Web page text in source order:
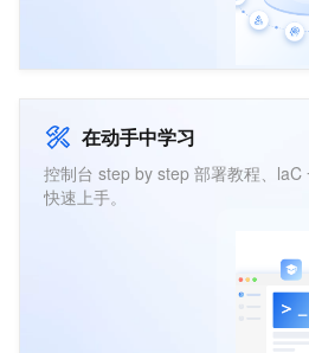
在动手中学习
控制台 step by step 部署教程、laC
快速上手。